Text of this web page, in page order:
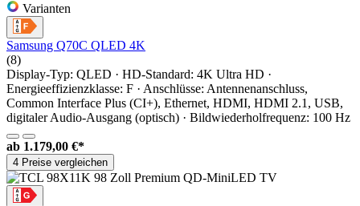
Varianten
Samsung Q70C QLED 4K
(8)
Display-Typ: QLED · HD-Standard: 4K Ultra HD ·
Energieeffizienzklasse: F · Anschlüsse: Antennenanschluss,
Common Interface Plus (CI+), Ethernet, HDMI, HDMI 2.1, USB,
digitaler Audio-Ausgang (optisch) · Bildwiederholfrequenz: 100 Hz
ab 1.179,00 €*
4 Preise vergleichen